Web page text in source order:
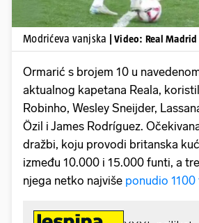
Modrićeva vanjska | Video: Real Madrid
Ormarić s brojem 10 u
aktualnog kapetana Reala,
Robinho, Wesley Sneijder,
Özil i James Rodríguez.
dražbi, koju provodi britanska
između 10.000 i 15.000 funti, a
njega netko najviše ponudio 1100